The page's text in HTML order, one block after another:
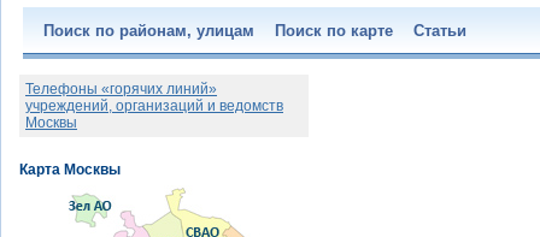
Поиск по районам, улицам Поиск по карте Статьи
Телефоны «горячих линий»
учреждений, организаций и ведомств
Москвы